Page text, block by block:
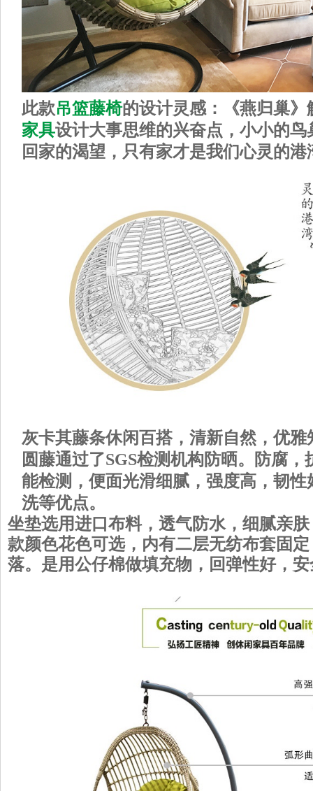
此款吊篮藤椅的设计灵感：《燕归巢》
家具设计大事思维的兴奋点，小小的鸟
回家的渴望，只有家才是我们心灵的港
灰卡其藤条休闲百搭，清新自然，优雅
圆藤通过了SGS检测机构防晒。防腐，
能检测，便面光滑细腻，强度高，韧性
洗等优点。
坐垫选用进口布料，透气防水，细腻亲
款颜色花色可选，内有二层无纺布套固
落。是用公仔棉做填充物，回弹性好，